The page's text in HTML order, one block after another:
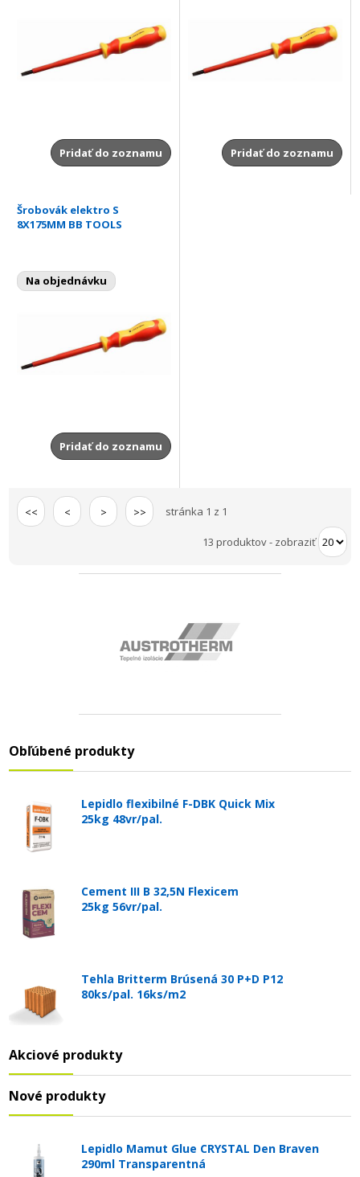
Pridať do zoznamu Pridať do zoznamu
Šrobovák elektro S
8X175MM BB TOOLS
Na objednávku
Pridať do zoznamu
<< < > >> stránka 1 z 1
13 produktov- zobraziť
Obľúbené produkty
Lepidlo flexibilné F-DBK Quick Mix
25kg 48vr/pal.
Cement III B 32,5N Flexicem
25kg 56vr/pal.
Tehla Britterm Brúsená 30 P+D P12
80ks/pal. 16ks/m2
Akciové produkty
Nové produkty
Lepidlo Mamut Glue CRYSTAL Den Braven
290ml Transparentná